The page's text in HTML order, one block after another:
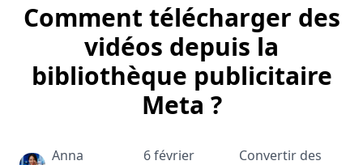
Comment télécharger des
vidéos depuis la
bibliothèque publicitaire
Meta ?
Anna
6 février
Convertir des